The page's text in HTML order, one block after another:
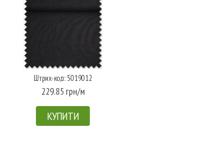
Штрих-код: 5019012
229.85 грн/м
КУПИТИ